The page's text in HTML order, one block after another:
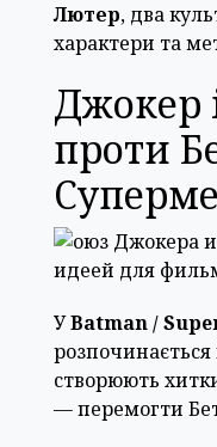
Лютер, два
характери та
Джокер
проти
УBatman /
створюють
— перемогти